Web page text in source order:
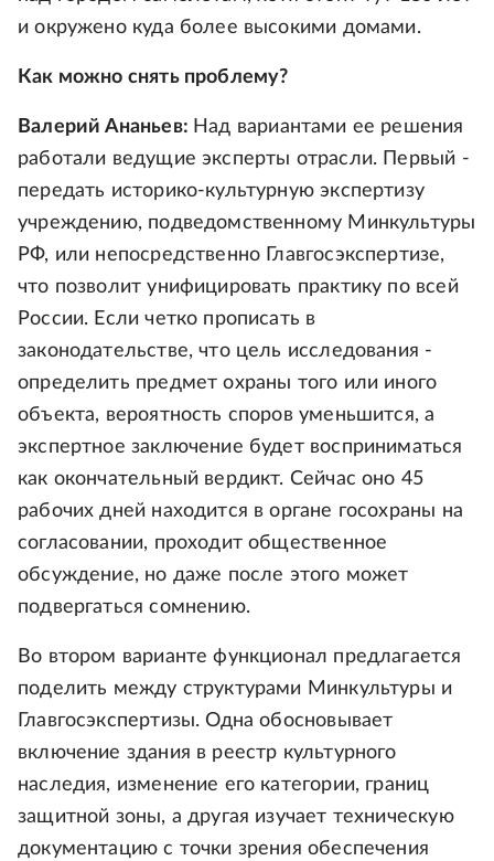
и окружено куда более высокими домами.
Как можно снять проблему?
Валерий Ананьев: Над вариантами ее решения
работали ведущие эксперты отрасли. Первый -
передать историко-культурную экспертизу
учреждению, подведомственному Минкультуры
РФ, или непосредственно Главгосэкспертизе,
что позволит унифицировать практику по всей
России. Если четко прописать в
законодательстве, что цель исследования -
определить предмет охраны того или иного
объекта, вероятность споров уменьшится, а
экспертное заключение будет восприниматься
как окончательный вердикт. Сейчас оно 45
рабочих дней находится в органе госохраны на
согласовании, проходит общественное
обсуждение, но даже после этого может
подвергаться сомнению.
Во втором варианте функционал предлагается
поделить между структурами Минкультуры и
Главгосэкспертизы. Одна обосновывает
включение здания в реестр культурного
наследия, изменение его категории, границ
защитной зоны, а другая изучает техническую
документацию с точки зрения обеспечения